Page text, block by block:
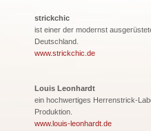
strickchic
ist einer der modernst
Deutschland.
www.strickchic.de
Louis Leonhardt
ein hochwertiges Herrenstrick-
Produktion.
www.louis-leonhardt.de